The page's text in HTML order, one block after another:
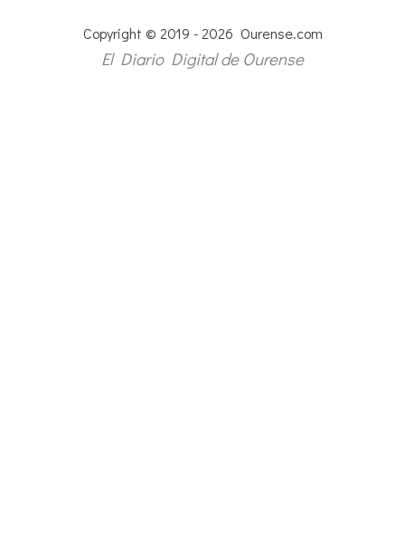
Copyright © 2019 - 2026 Ourense.com
El Diario Digital de Ourense